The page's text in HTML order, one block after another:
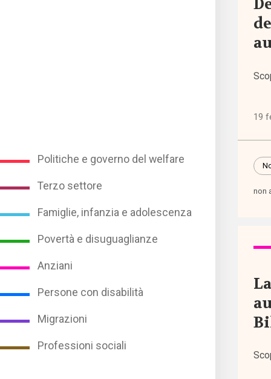
Politiche e governo del welfare
Terzo settore
Famiglie, infanzia e adolescenza
Povertà e disuguaglianze
Anziani
Persone con disabilità
Migrazioni
Professioni sociali
Terzo
Tutto
19
non